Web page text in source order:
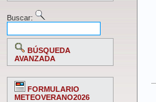
Buscar:
BÚSQUEDA
AVANZADA
FORMULARIO
METEOVERANO2026